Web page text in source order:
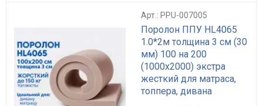
Арт.: PPU-007005
Поролон ППУ HL4065
1.0*2м толщина 3 см (30
мм) 100 на 200
(1000х2000) экстра
жесткий для матраса,
топпера, дивана